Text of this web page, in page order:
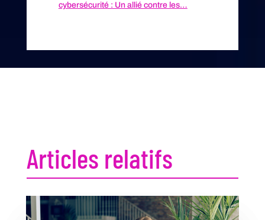
cybersécurité : Un allié contre les…
Articles relatifs